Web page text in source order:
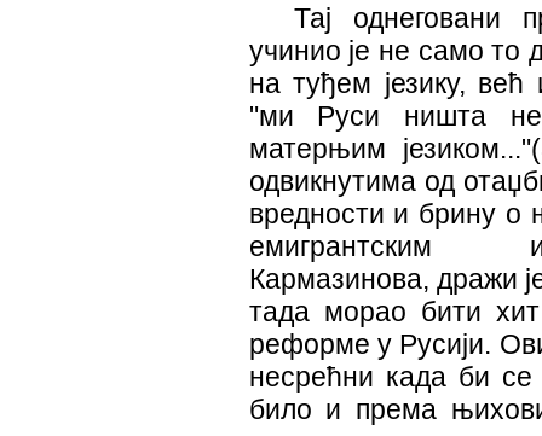
Тај однеговани
учинио је не само то
на туђем језику,
"ми Руси ништа
матерњим
одвикнутима од
вредности и брину о
емигрантским
Кармазинова, дражи
тада морао бити
реформе у Русији.
несрећни када би се
било и према